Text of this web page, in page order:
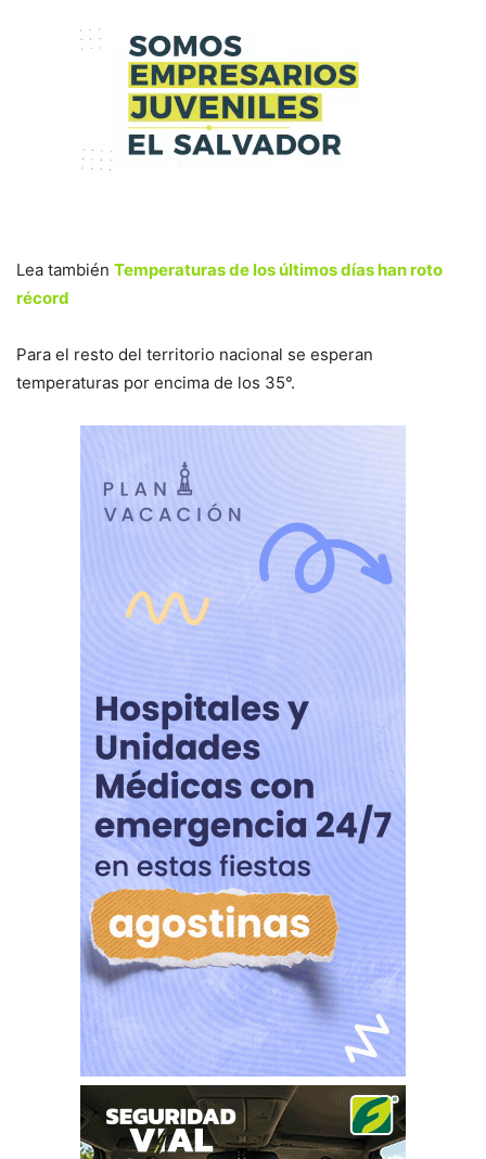
Lea también Temperaturas de los últimos días han roto
récord
Para el resto del territorio nacional se esperan
temperaturas por encima de los 35°.